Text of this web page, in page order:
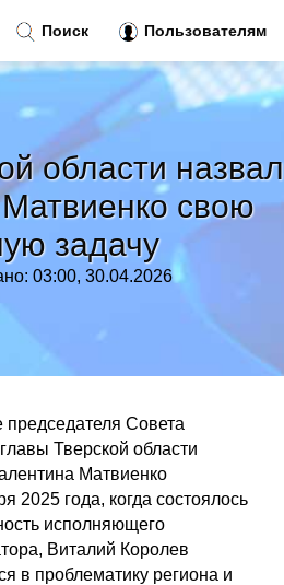
области назвал
свою
задачу
03:00, 30.04.2026
председателя Совета
Тверской области
Матвиенко
2025 года, когда состоялось
исполняющего
Виталий Королев
в проблематику региона и
Поиск Пользователям